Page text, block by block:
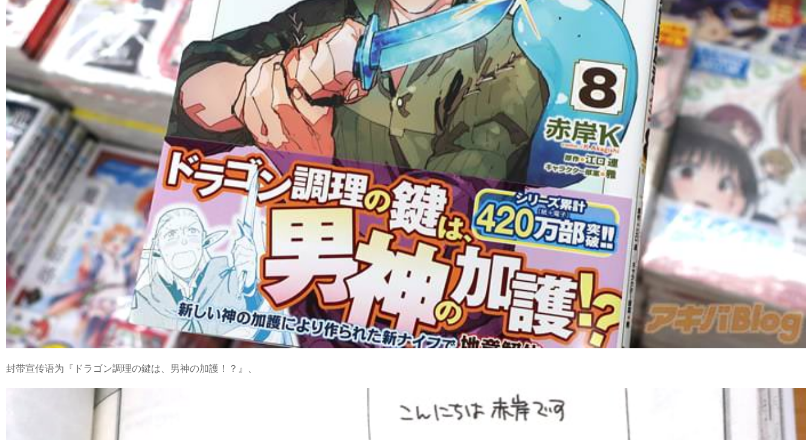
封带宣传语为『ドラゴン調理の鍵は、男神の加護！？』、